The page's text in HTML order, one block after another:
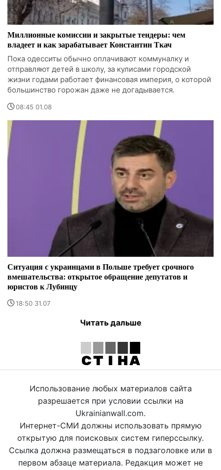
Миллионные комиссии и закрытые тендеры: чем
владеет и как зарабатывает Константин Ткач
Пока одесситы обычно оплачивают коммуналку и
отправляют детей в школу, за кулисами городской
жизни годами работает финансовая империя, о которой
большинство горожан даже не догадывается.
08:45 01.08
Ситуация с украинцами в Польше требует срочного
вмешательства: открытое обращение депутатов и
юристов к Лубинцу
18:50 31.07
Читать дальше
Использование любых материалов сайта
разрешается при условии ссылки на
Ukrainianwall.com.
Интернет-СМИ должны использовать прямую
открытую для поисковых систем гиперссылку.
Ссылка должна размещаться в подзаголовке или в
первом абзаце материала. Редакция может не